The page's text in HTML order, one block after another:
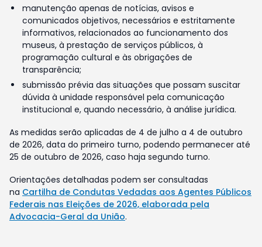
manutenção apenas de notícias, avisos e
comunicados objetivos, necessários e estritamente
informativos, relacionados ao funcionamento dos
museus, à prestação de serviços públicos, à
programação cultural e às obrigações de
transparência;
submissão prévia das situações que possam suscitar
dúvida à unidade responsável pela comunicação
institucional e, quando necessário, à análise jurídica.
As medidas serão aplicadas de 4 de julho a 4 de outubro
de 2026, data do primeiro turno, podendo permanecer até
25 de outubro de 2026, caso haja segundo turno.
Orientações detalhadas podem ser consultadas
na Cartilha de Condutas Vedadas aos Agentes Públicos
Federais nas Eleições de 2026, elaborada pela
Advocacia-Geral da União.